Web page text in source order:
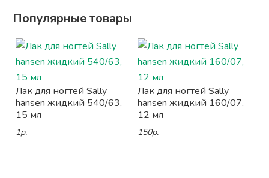
Популярные товары
Лак для ногтей Sally
hansen жидкий 540/63,
15 мл
1р.
Лак для ногтей Sally
hansen жидкий 160/07,
12 мл
150р.